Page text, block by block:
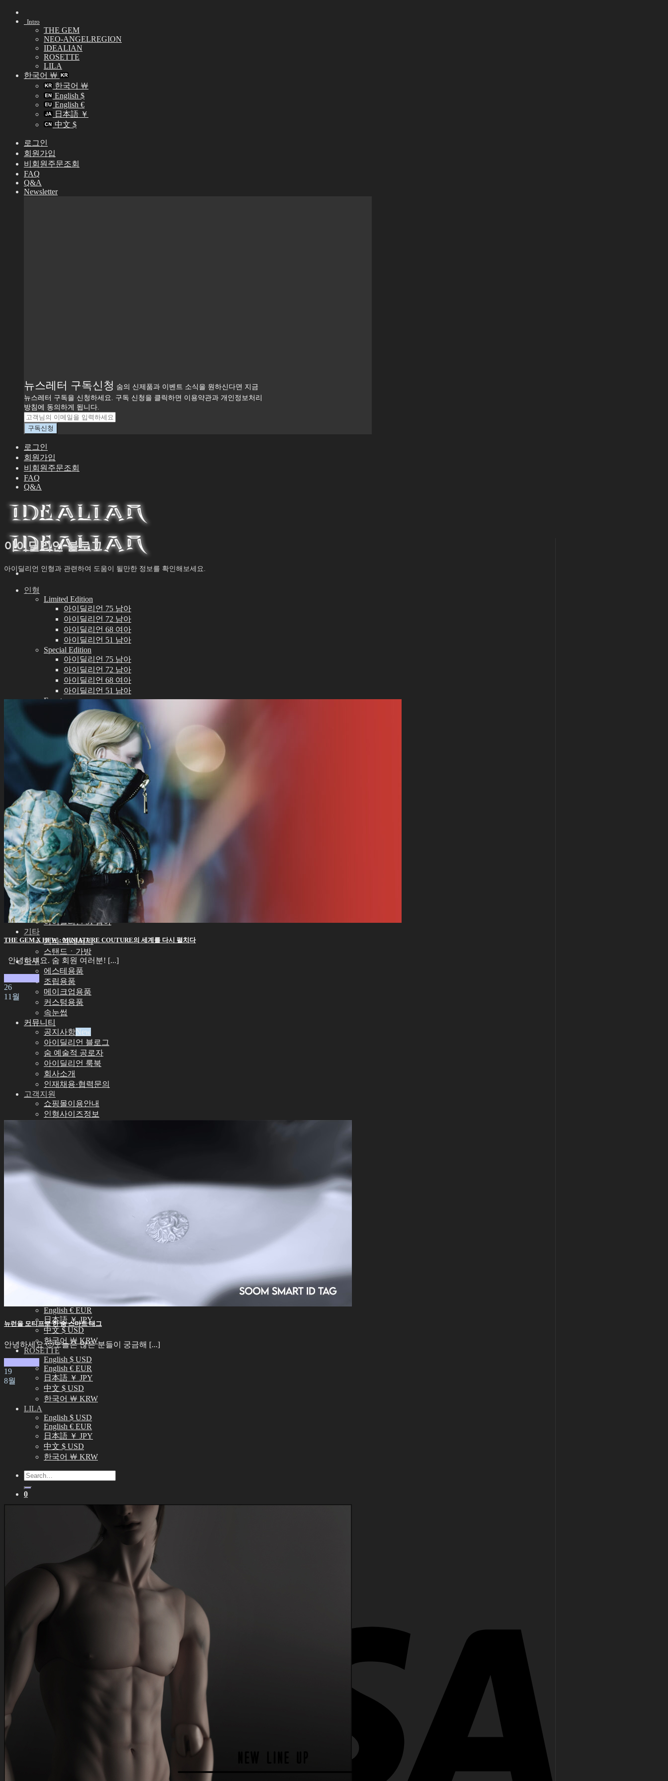
Skip
Intro
THE GEM
NEO-ANGELREGION
IDEALIAN
ROSETTE
LILA
한국어 ￦
한국어 ￦
English $
English €
日本語 ￥
中文 $
로그인
회원가입
비회원주문조회
FAQ
Q&A
Newsletter
뉴스레터 구독신청 숨의 신제품과 이벤트 소식을 원하신다면 지금
뉴스레터 구독을 신청하세요. 구독 신청을 클릭하면 이용약관과 개인정보처리
방침에 동의하게 됩니다.
로그인
회원가입
비회원주문조회
FAQ
Q&A
인형
Limited Edition
아이딜리언 75 남아
아이딜리언 72 남아
아이딜리언 68 여아
아이딜리언 51 남아
Special Edition
아이딜리언 75 남아
아이딜리언 72 남아
아이딜리언 68 여아
아이딜리언 51 남아
Event
전시행사
파츠
아이딜리언 72/75 남아
아이딜리언 68 여아
아이딜리언 51 남아
안구
기간한정안구
실리콘안구
레진안구
가발
9-10인치 (ID72/75M)
8-9인치 (ID68F)
6-7인치 (ID51M)
의상
아이딜리언 75 남아
아이딜리언 72 남아
아이딜리언 68 여아
아이딜리언 51 남아
신발
아이딜리언 72/75 남아
아이딜리언 68 여아
아이딜리언 51 남아
기타
기타 악세서리
스탠드ㆍ가방
도구
에스테용품
조립용품
메이크업용품
커스텀용품
속눈썹
커뮤니티
공지사항
아이딜리언 블로그
숨 예술적 공로자
아이딜리언 룩북
회사소개
인재채용·협력문의
고객지원
쇼핑몰이용안내
인형사이즈정보
THE GEM
English $ USD
日本語 ￥ JPY
中文 $ USD
한국어 ￦ KRW
NEO ANGELREGION
English $ USD
IDEALIAN
English $ USD
English € EUR
日本語 ￥ JPY
中文 $ USD
한국어 ￦ KRW
ROSETTE
English $ USD
English € EUR
日本語 ￥ JPY
中文 $ USD
한국어 ￦ KRW
LILA
English $ USD
English € EUR
日本語 ￥ JPY
中文 $ USD
한국어 ￦ KRW
Search
for:
0
No products in the cart.
No products in the cart.
아이딜리언 블로그
아이딜리언 인형과 관련하여 도움이 될만한 정보를 확인해보세요.
THE GEM X HFW : MINIATURE COUTURE의 세계를 다시 펼치다
안녕하세요. 숨 회원 여러분! [...]
26
11월
뉴런을 모티프로 한 숨 스마트 태그
안녕하세요 🙂오늘은 많은 분들이 궁금해 [...]
19
8월